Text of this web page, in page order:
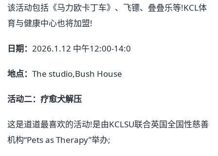
该活动包括《马力欧卡丁车》、飞镖、叠叠乐等!KCL体
育与健康中心也将加盟!
日期： 2026.1.12 中午12:00-14:0
地点： The studio,Bush House
活动二：疗愈犬解压
这是道道最喜欢的活动!是由KCLSU联合英国全国性慈善
机构“Pets as Therapy”举办;